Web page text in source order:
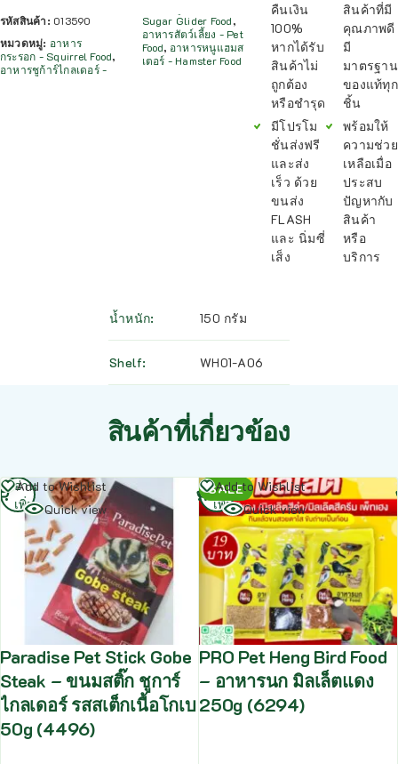
รหัสสินค้า: 013590
หมวดหมู่: อาหาร
กระรอก - Squirrel Food,
อาหารชูก้าร์ไกลเดอร์ -
Sugar Glider Food,
อาหารสัตว์เลี้ยง - Pet
Food, อาหารหนูแฮมส
เตอร์ - Hamster Food
คืนเงิน
100%
หากได้รับ
สินค้าไม่
ถูกต้อง
หรือชำรุด
มีโปรโม
ชั่นส่งฟรี
และส่ง
เร็ว ด้วย
ขนส่ง
FLASH
และ นิ่มซี่
เส็ง
สินค้าที่มี
คุณภาพดี
มี
มาตรฐาน
ของแท้ทุก
ชิ้น
พร้อมให้
ความช่วย
เหลือเมื่อ
ประสบ
ปัญหากับ
สินค้า
หรือ
บริการ
น้ำหนัก 150 กรัม
Shelf WH01-A06
สินค้าที่เกี่ยวข้อง
Add to Wishlist
Quick view
Paradise Pet Stick Gobe
Steak – ขนมสติ๊ก ชูการ์
ไกลเดอร์ รสสเต็กเนื้อโกเบ
50g (4496)
อ่าน
เพิ่ม
SALE
Add to Wishlist
Quick view
PRO Pet Heng Bird Food
– อาหารนก มิลเล็ตแดง
250g (6294)
อ่าน
เพิ่ม